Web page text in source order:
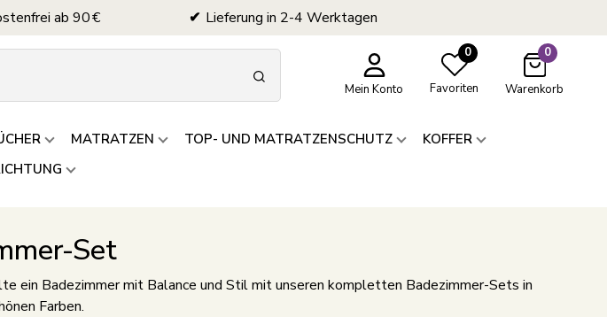
ab 90 € Lieferung in 2-4 Werktagen
Mein Konto
0
Favoriten
0
Warenkorb
MATRATZEN TOP- UND MATRATZENSCHUTZ
KOFFER
Set
ein Badezimmer mit Balance und Stil mit unseren kompletten Badezimmer-Sets in
Farben.